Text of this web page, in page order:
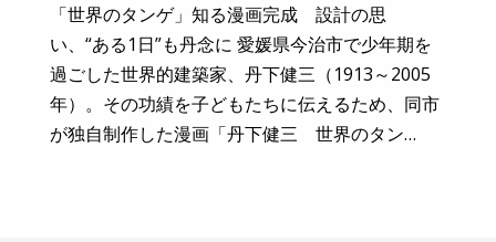
「世界のタンゲ」知る漫画完成 設計の思
い、“ある1日”も丹念に 愛媛県今治市で少年期を
過ごした世界的建築家、丹下健三（1913～2005
年）。その功績を子どもたちに伝えるため、同市
が独自制作した漫画「丹下健三 世界のタン…